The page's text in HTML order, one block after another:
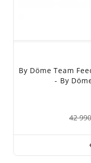
By Döme Team
- By
42